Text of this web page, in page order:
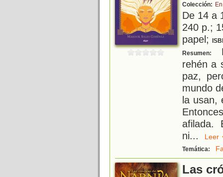
Colección:
De 14 a
240 p.;
papel;
Resumen:
rehén a
paz,
mundo
la usan,
afilada.
ni...
Temática:
Las